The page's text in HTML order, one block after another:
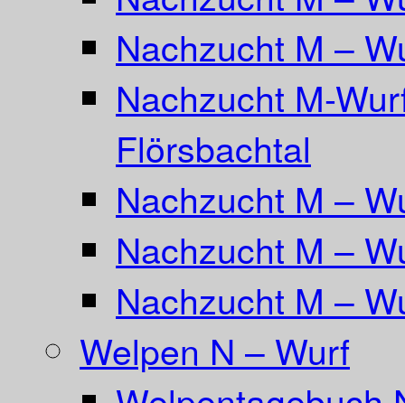
Nachzucht M –
Nachzucht M-
Flörsbachtal
Nachzucht M –
Nachzucht M –
Nachzucht M –
Welpen N – Wurf